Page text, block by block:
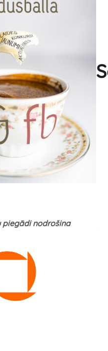
piegādi nodrošina